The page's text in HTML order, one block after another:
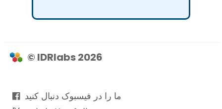
© IDRlabs 2026
ما را در فیسبوک دنبال کنید